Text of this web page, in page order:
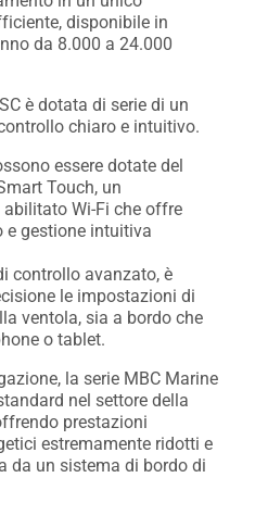
disponibile in
da 8.000 a 24.000
è dotata di serie di un
chiaro e intuitivo.
essere dotate del
Touch, un
Wi-Fi che offre
e gestione intuitiva
controllo avanzato, è
le impostazioni di
ventola, sia a bordo che
o tablet.
la serie MBC Marine
nel settore della
prestazioni
estremamente ridotti e
da un sistema di bordo di